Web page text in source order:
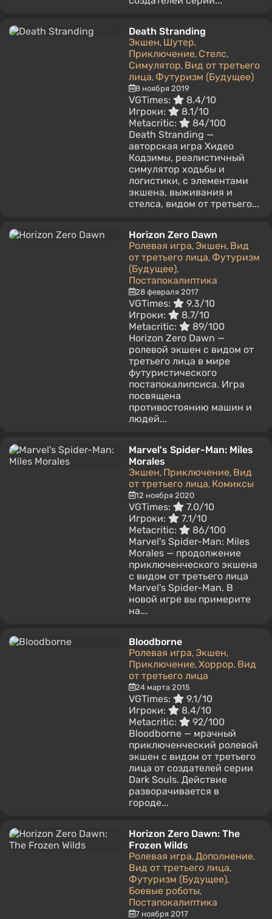
Death Stranding
Экшен, Шутер,
Приключение, Стелс,
Симулятор, Вид от третьего
лица, Футуризм (Будущее)
8 ноября 2019
VGTimes:
8.4/10
Игроки:
8.1/10
Metacritic:
84/100
Death Stranding —
авторская игра Хидео
Кодзимы, реалистичный
симулятор ходьбы и
логистики, с элементами
экшена, выживания и
стелса, видом от третьего...
Horizon Zero Dawn
Ролевая игра, Экшен, Вид
от третьего лица, Футуризм
(Будущее),
Постапокалиптика
28 февраля 2017
VGTimes:
9.3/10
Игроки:
8.7/10
Metacritic:
89/100
Horizon Zero Dawn —
ролевой экшен с видом от
третьего лица в мире
футуристического
постапокалипсиса. Игра
посвящена
противостоянию машин и
людей...
Marvel's Spider-Man: Miles
Morales
Экшен, Приключение, Вид
от третьего лица, Комиксы
12 ноября 2020
VGTimes:
7.0/10
Игроки:
7.1/10
Metacritic:
86/100
Marvel's Spider-Man: Miles
Morales — продолжение
приключенческого экшена
с видом от третьего лица
Marvel's Spider-Man. В
новой игре вы примерите
на...
Bloodborne
Ролевая игра, Экшен,
Приключение, Хоррор, Вид
от третьего лица
24 марта 2015
VGTimes:
9.1/10
Игроки:
8.4/10
Metacritic:
92/100
Bloodborne — мрачный
приключенческий ролевой
экшен с видом от третьего
лица от создателей серии
Dark Souls. Действие
разворачивается в
городе...
Horizon Zero Dawn: The
Frozen Wilds
Ролевая игра, Дополнение,
Вид от третьего лица,
Футуризм (Будущее),
Боевые роботы,
Постапокалиптика
7 ноября 2017